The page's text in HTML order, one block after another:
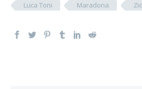
Luca Toni
Maradona